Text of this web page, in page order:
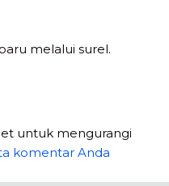
melalui surel.
untuk mengurangi
komentar Anda